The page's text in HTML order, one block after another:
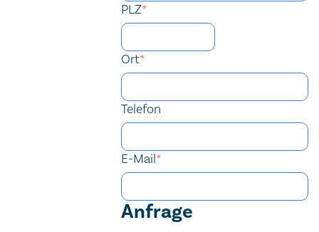
PLZ*
Ort*
Telefon
E-Mail*
Anfrage